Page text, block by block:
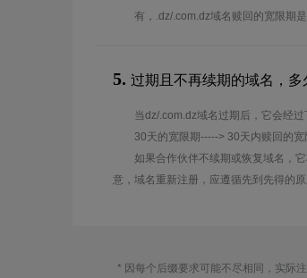
有，.dz/.com.dz域名赎回的宽限期是
5. 过期且不再续期的域名，多
当dz/.com.dz域名过期后，它会经过
30天的宽限期-----> 30天内赎回的
如果合作伙伴不续期或恢复域名，
意，域名重新注册，应遵循先到先得的原
* 因每个后缀要求可能不尽相同，实际